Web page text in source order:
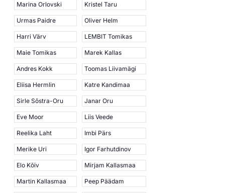
Marina Orlovski
Urmas Paidre
Harri Värv
Maie Tomikas
Andres Kokk
Eliisa Hermlin
Sirle Sõstra-Oru
Eve Moor
Reelika Laht
Merike Uri
Elo Kõiv
Martin Kallasmaa
Kristel Taru
Oliver Helm
LEMBIT Tomikas
Marek Kallas
Toomas Liivamägi
Katre Kandimaa
Janar Oru
Liis Veede
Imbi Pärs
Igor Farhutdinov
Mirjam Kallasmaa
Peep Päädam